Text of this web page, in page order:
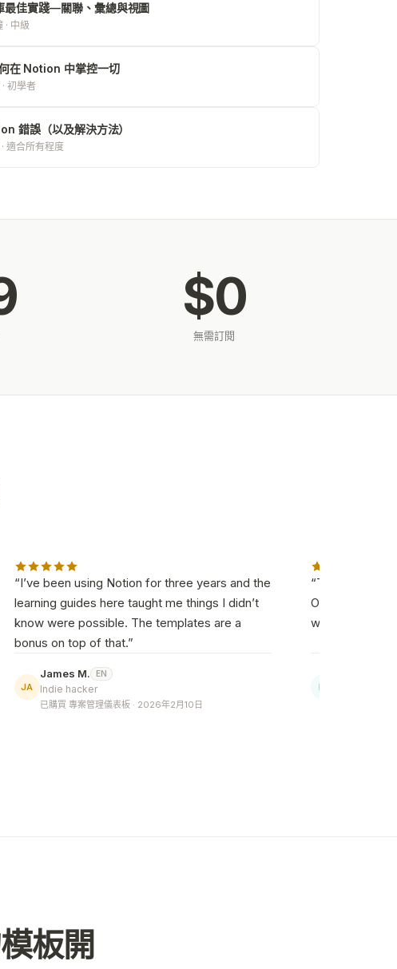
佳實踐—關聯、彙總與視圖
· 中級
在 Notion 中掌控一切
初學者
錯誤（以及解決方法）
適合所有程度
$0
無需訂閱
“I’ve been using Notion for three years and the
learning guides here taught me things I didn’t
know were possible. The templates are a
bonus on top of that.”
JA
James M. EN
Indie hacker
已購買 專案管理儀表板 · 2026年2月10日
“The
One source of
without
NI
板開